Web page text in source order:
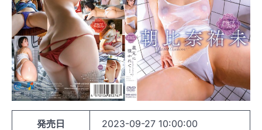
発売日 2023-09-27 10:00:00